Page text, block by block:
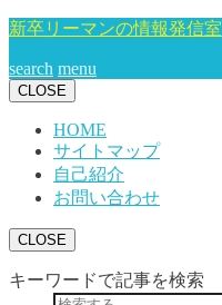
新卒リーマンの情報発信室
search menu
CLOSE
HOME
サイトマップ
自己紹介
お問い合わせ
CLOSE
キーワードで記事を検索